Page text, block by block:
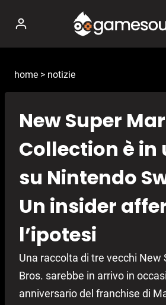
contenuto
home > notizie
New Super
Collection è in
su Nintendo
Un insider
l’ipotesi
Una raccolta di tre vecchi New
Bros. sarebbe in arrivo in
anniversario del franchise di